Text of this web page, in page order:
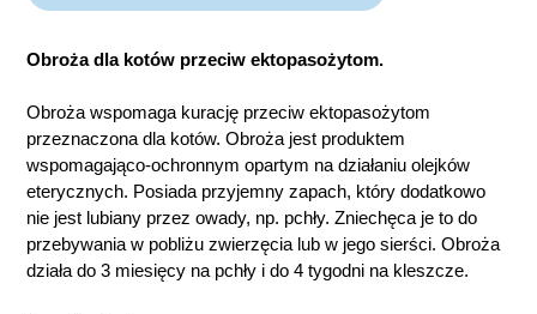
Obroża dla kotów przeciw ektopasożytom.
Obroża wspomaga kurację przeciw ektopasożytom
przeznaczona dla kotów. Obroża jest produktem
wspomagająco-ochronnym opartym na działaniu olejków
eterycznych. Posiada przyjemny zapach, który dodatkowo
nie jest lubiany przez owady, np. pchły. Zniechęca je to do
przebywania w pobliżu zwierzęcia lub w jego sierści. Obroża
działa do 3 miesięcy na pchły i do 4 tygodni na kleszcze.